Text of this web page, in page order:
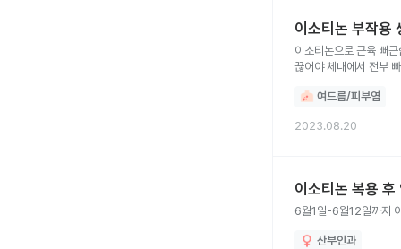
이소티논 부작용
이소티논으로 근육 뻐
끊어야 체내에서 전부
여드름/피부염
2023.08.20
이소티논 복용
6월1일-6월12일까지
산부인과